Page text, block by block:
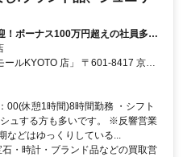
！ボーナス100万円超えの社員多
なし！
コート 1F ※JR円町駅 徒
00(休憩1時間)8時間勤務 ・シフト
ュする方も多いです。 ※反響営業
などはゆっくりしている...
・時計・ブランド品などの買取営